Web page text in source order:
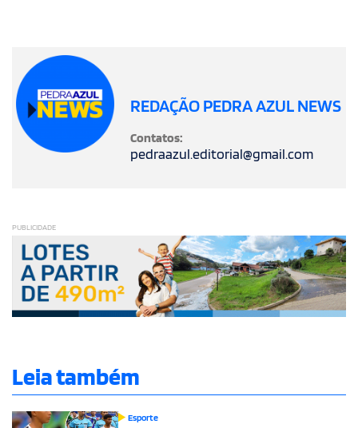
REDAÇÃO PEDRA AZUL NEWS
Contatos:
pedraazul.editorial@gmail.com
PUBLICIDADE
Leia também
Esporte